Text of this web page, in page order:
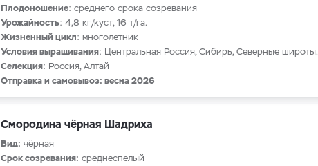
Плодоношение: среднего срока созревания
Урожайность: 4,8 кг/куст, 16 т/га.
Жизненный цикл: многолетник
Условия выращивания: Центральная Россия, Сибирь, Северные широты.
Селекция: Россия, Алтай
Отправка и самовывоз: весна 2026
Смородина чёрная Шадриха
Вид: чёрная
Срок созревания: среднеспелый